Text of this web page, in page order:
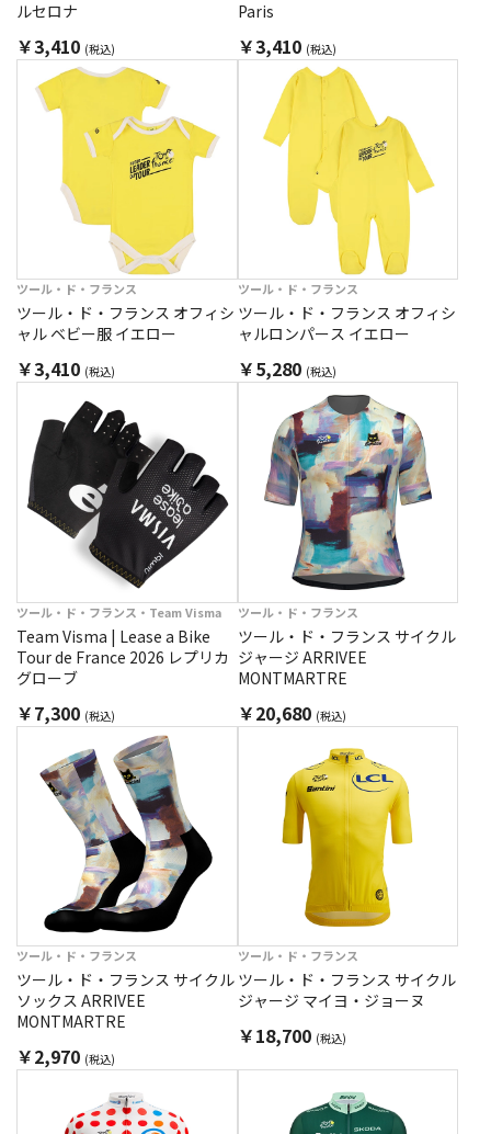
ルセロナ
￥3,410 (税込)
Paris
￥3,410 (税込)
ツール・ド・フランス
ツール・ド・フランス オフィシ
ャル ベビー服 イエロー
￥3,410 (税込)
ツール・ド・フランス
ツール・ド・フランス オフィシ
ャルロンパース イエロー
￥5,280 (税込)
ツール・ド・フランス・Team Visma
Team Visma | Lease a Bike
Tour de France 2026 レプリカ
グローブ
￥7,300 (税込)
ツール・ド・フランス
ツール・ド・フランス サイクル
ジャージ ARRIVEE
MONTMARTRE
￥20,680 (税込)
ツール・ド・フランス
ツール・ド・フランス サイクル
ソックス ARRIVEE
MONTMARTRE
￥2,970 (税込)
ツール・ド・フランス
ツール・ド・フランス サイクル
ジャージ マイヨ・ジョーヌ
￥18,700 (税込)